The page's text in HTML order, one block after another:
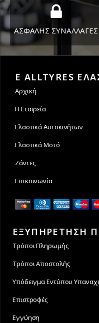
ΑΣΦΑΛΗΣ ΣΥΝΑΛΛΑΓΕΣ
E ALLTYRES
Αρχική
Η Εταιρεία
Ελαστικά Αυτοκινήτων
Ελαστικά Μοτό
Ζάντες
Επικοινωνία
ΕΞΥΠΗΡΕΤΗΣΗ
Τρόποι Πληρωμής
Τρόποι Αποστολής
Υπόδειγμα Εντύπου
Επιστροφές
Εγγύηση